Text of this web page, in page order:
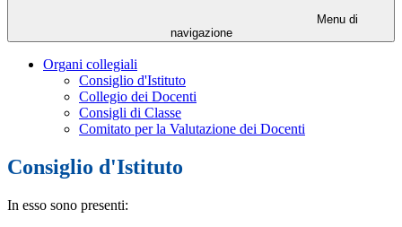
Menu di
navigazione
Organi collegiali
Consiglio d'Istituto
Collegio dei Docenti
Consigli di Classe
Comitato per la Valutazione dei Docenti
Consiglio d'Istituto
In esso sono presenti: